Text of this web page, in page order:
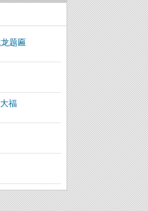
题匾
福